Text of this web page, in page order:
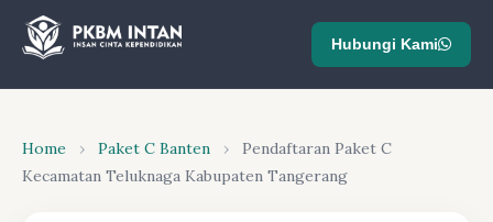
Hubungi Kami
Home › Paket C Banten ›
Pendaftaran Paket C
Kecamatan Teluknaga Kabupaten Tangerang